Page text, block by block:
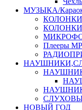
МУЗЫКА/
КОЛОНКИ
КОЛОНКИ
Плееры
НОВЫЙ ГОД